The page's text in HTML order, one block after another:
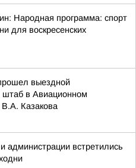
Народная программа: спорт
для воскресенских
выездной
штаб в Авиационном
Казакова
администрации встретились